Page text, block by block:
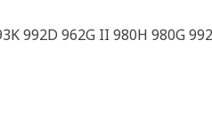
992D 962G II 980H 980G